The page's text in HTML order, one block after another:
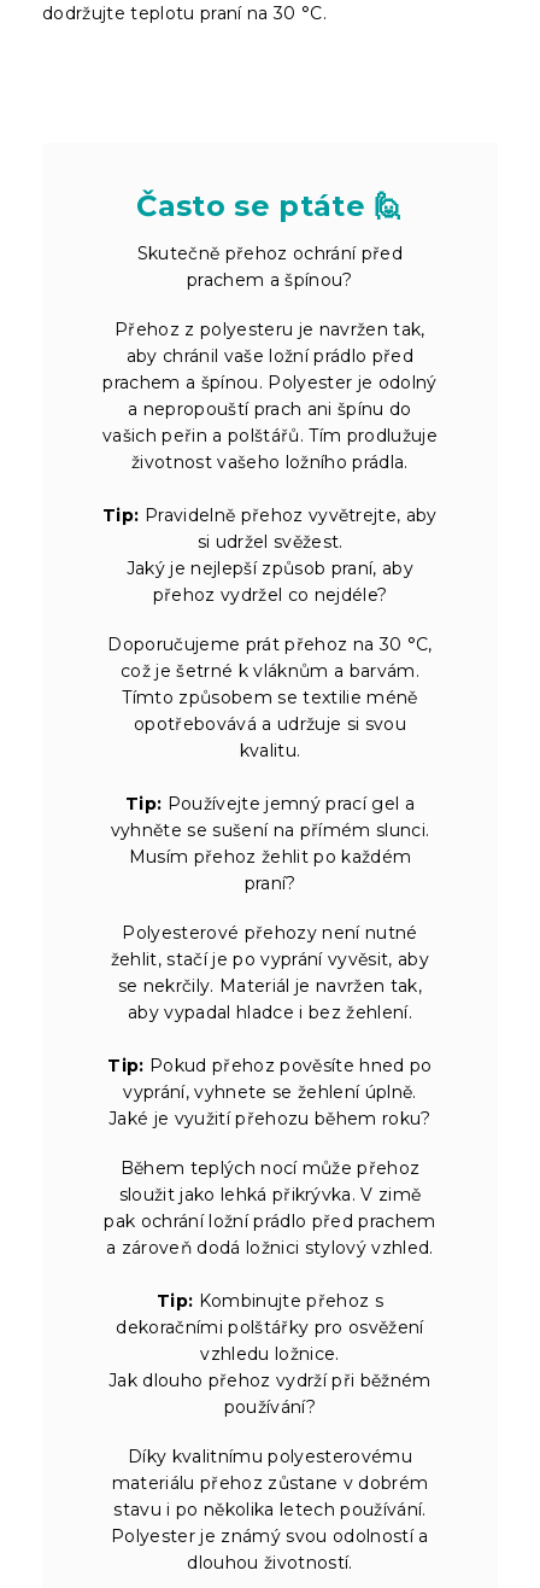
dodržujte teplotu praní na 30 °C.
Často se ptáte 🙋
Skutečně přehoz ochrání před
prachem a špínou?
Přehoz z polyesteru je navržen tak,
aby chránil vaše ložní prádlo před
prachem a špínou. Polyester je odolný
a nepropouští prach ani špínu do
vašich peřin a polštářů. Tím prodlužuje
životnost vašeho ložního prádla.
Tip: Pravidelně přehoz vyvětrejte, aby
si udržel svěžest.
Jaký je nejlepší způsob praní, aby
přehoz vydržel co nejdéle?
Doporučujeme prát přehoz na 30 °C,
což je šetrné k vláknům a barvám.
Tímto způsobem se textilie méně
opotřebovává a udržuje si svou
kvalitu.
Tip: Používejte jemný prací gel a
vyhněte se sušení na přímém slunci.
Musím přehoz žehlit po každém
praní?
Polyesterové přehozy není nutné
žehlit, stačí je po vyprání vyvěsit, aby
se nekrčily. Materiál je navržen tak,
aby vypadal hladce i bez žehlení.
Tip: Pokud přehoz pověsíte hned po
vyprání, vyhnete se žehlení úplně.
Jaké je využití přehozu během roku?
Během teplých nocí může přehoz
sloužit jako lehká přikrývka. V zimě
pak ochrání ložní prádlo před prachem
a zároveň dodá ložnici stylový vzhled.
Tip: Kombinujte přehoz s
dekoračními polštářky pro osvěžení
vzhledu ložnice.
Jak dlouho přehoz vydrží při běžném
používání?
Díky kvalitnímu polyesterovému
materiálu přehoz zůstane v dobrém
stavu i po několika letech používání.
Polyester je známý svou odolností a
dlouhou životností.